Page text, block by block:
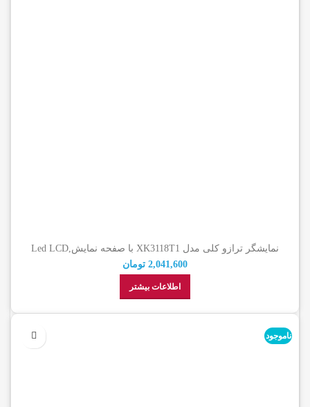
نمایشگر ترازو کلی مدل XK3118T1 با صفحه نمایش,Led LCD
2,041,600 تومان
اطلاعات بیشتر
ناموجود